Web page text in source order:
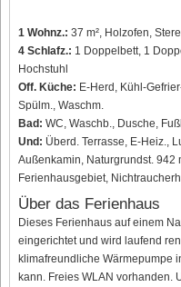
1 Wohnz.: 37 m², Holzofen,
4 Schlafz.: 1 Doppelbett, 1
Hochstuhl
Off. Küche: E-Herd, Kühl-
Spülm., Waschm.
Bad: WC, Waschb., Dusche,
Und: Überd. Terrasse, E-Heiz.,
Außenkamin, Naturgrundst. 942
Ferienhausgebiet,
Über das Ferienhaus
Dieses Ferienhaus auf einem
eingerichtet und wird laufend
klimafreundliche Wärmepumpe
kann. Freies WLAN vorhanden.